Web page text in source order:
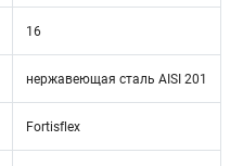
16
нержавеющая сталь AISI 201
Fortisflex